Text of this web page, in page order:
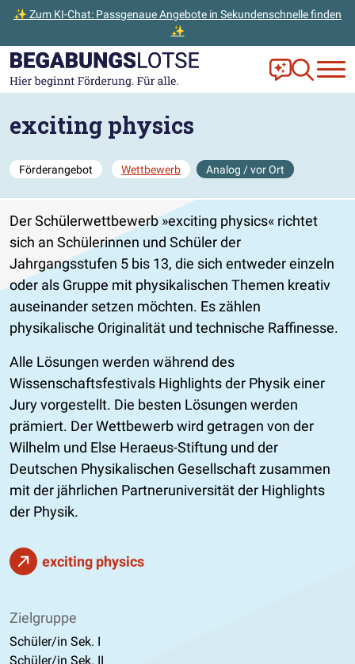
✨ Zum KI-Chat: Passgenaue Angebote in Sekundenschnelle finden
✨
Zum Hauptinhalt der Seite springen
Zur Startseite gehen Frag Ella!
Zur
exciting physics
Förderangebot Wettbewerb Analog / vor Ort
Der Schülerwettbewerb »exciting physics« richtet
sich an Schülerinnen und Schüler der
Jahrgangsstufen 5 bis 13, die sich entweder einzeln
oder als Gruppe mit physikalischen Themen kreativ
auseinander setzen möchten. Es zählen
physikalische Originalität und technische Raffinesse.
Alle Lösungen werden während des
Wissenschaftsfestivals Highlights der Physik einer
Jury vorgestellt. Die besten Lösungen werden
prämiert. Der Wettbewerb wird getragen von der
Wilhelm und Else Heraeus-Stiftung und der
Deutschen Physikalischen Gesellschaft zusammen
mit der jährlichen Partneruniversität der Highlights
der Physik.
exciting physics
Zielgruppe
Schüler/in Sek. I
Schüler/in Sek. II